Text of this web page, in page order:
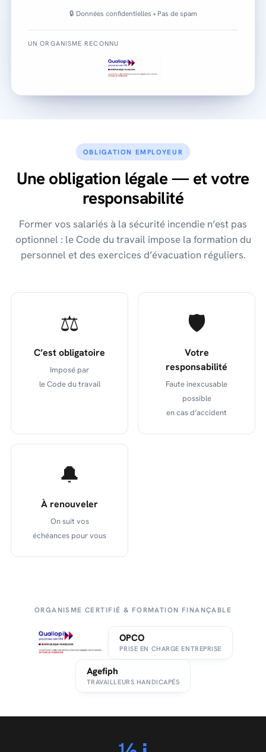
🔒 Données confidentielles • Pas de spam
UN ORGANISME RECONNU
OBLIGATION EMPLOYEUR
Une obligation légale — et votre
responsabilité
Former vos salariés à la sécurité incendie n’est pas
optionnel : le Code du travail impose la formation du
personnel et des exercices d’évacuation réguliers.
⚖️
C’est obligatoire
Imposé par
le Code du travail
🛡️
Votre
responsabilité
Faute inexcusable
possible
en cas d’accident
🔔
À renouveler
On suit vos
échéances pour vous
ORGANISME CERTIFIÉ & FORMATION FINANÇABLE
OPCO
PRISE EN CHARGE ENTREPRISE
Agefiph
TRAVAILLEURS HANDICAPÉS